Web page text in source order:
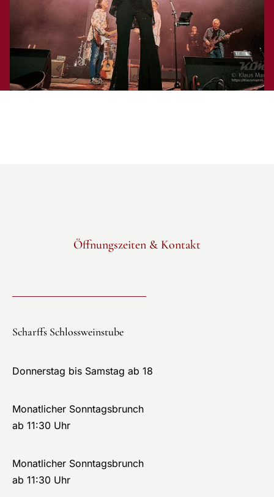
Öffnungszeiten & Kontakt
Scharffs Schlossweinstube
Donnerstag bis Samstag ab 18
Monatlicher Sonntagsbrunch
ab 11:30 Uhr
Monatlicher Sonntagsbrunch
ab 11:30 Uhr